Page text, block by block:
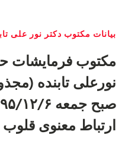
بیانات مکتوب دکتر نور علی
مکتوب فرمایشات
نورعلی تابنده
ارتباط معنوی